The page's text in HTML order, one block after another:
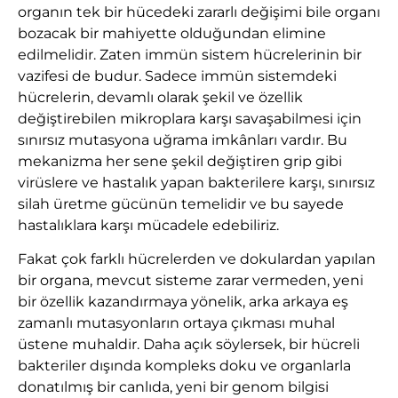
organın tek bir hücedeki zararlı değişimi bile organı
bozacak bir mahiyette olduğundan elimine
edilmelidir. Zaten immün sistem hücrelerinin bir
vazifesi de budur. Sadece immün sistemdeki
hücrelerin, devamlı olarak şekil ve özellik
değiştirebilen mikroplara karşı savaşabilmesi için
sınırsız mutasyona uğrama imkânları vardır. Bu
mekanizma her sene şekil değiştiren grip gibi
virüslere ve hastalık yapan bakterilere karşı, sınırsız
silah üretme gücünün temelidir ve bu sayede
hastalıklara karşı mücadele edebiliriz.
Fakat çok farklı hücrelerden ve dokulardan yapılan
bir organa, mevcut sisteme zarar vermeden, yeni
bir özellik kazandırmaya yönelik, arka arkaya eş
zamanlı mutasyonların ortaya çıkması muhal
üstene muhaldir. Daha açık söylersek, bir hücreli
bakteriler dışında kompleks doku ve organlarla
donatılmış bir canlıda, yeni bir genom bilgisi